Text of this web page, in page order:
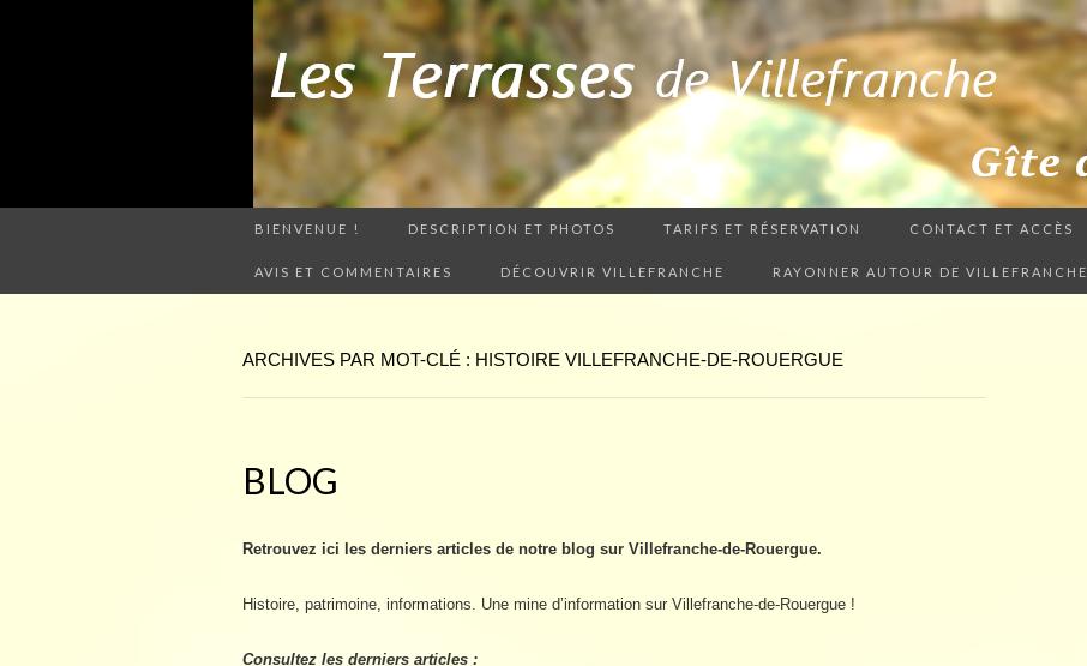
BIENVENUE ! DESCRIPTION ET PHOTOS TARIFS ET RÉSERVATION CONTACT ET ACCÈS
AVIS ET COMMENTAIRES DÉCOUVRIR VILLEFRANCHE RAYONNER AUTOUR DE VILLEFRANCHE
ARCHIVES PAR MOT-CLÉ : HISTOIRE VILLEFRANCHE-DE-ROUERGUE
BLOG
Retrouvez ici les derniers articles de notre blog sur Villefranche-de-Rouergue.
Histoire, patrimoine, informations. Une mine d’information sur Villefranche-de-Rouergue !
Consultez les derniers articles :